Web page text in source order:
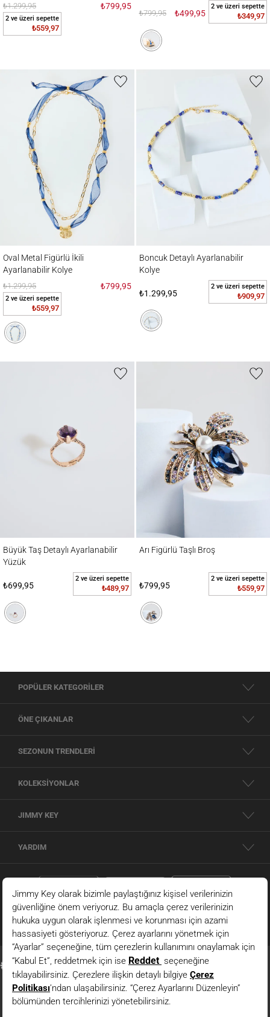
₺1.299,95 ₺799,95
2 ve üzeri sepette
₺559,97
₺799,95 ₺499,95
2 ve üzeri sepette
₺349,97
Oval Metal Figürlü İkili
Ayarlanabilir Kolye
₺1.299,95 ₺799,95
2 ve üzeri sepette
₺559,97
Boncuk Detaylı Ayarlanabilir
Kolye
₺1.299,95
2 ve üzeri sepette
₺909,97
Büyük Taş Detaylı Ayarlanabilir
Yüzük
₺699,95
2 ve üzeri sepette
₺489,97
Arı Figürlü Taşlı Broş
₺799,95
2 ve üzeri sepette
₺559,97
POPÜLER KATEGORİLER
ÖNE ÇIKANLAR
SEZONUN TRENDLERİ
KOLEKSİYONLAR
JIMMY KEY
YARDIM